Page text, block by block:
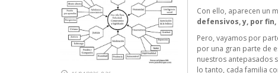
Con ello, aparecen un
defensivos, y, por
Pero, vayamos por
por una gran parte de
nuestros antepasados
lo tanto, cada familia